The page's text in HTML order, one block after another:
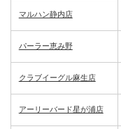
マルハン静内店
パーラー恵み野
クラブイーグル麻生店
アーリーバード星が浦店